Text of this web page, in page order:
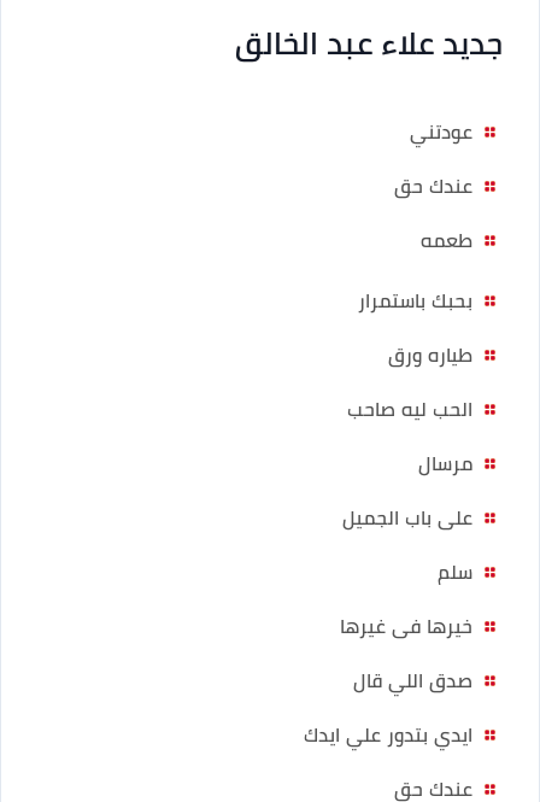
جديد علاء عبد الخالق
عودتني
عندك حق
طعمه
بحبك باستمرار
طياره ورق
الحب ليه صاحب
مرسال
على باب الجميل
سلم
خيرها فى غيرها
صدق اللي قال
ايدي بتدور علي ايدك
عندك حق